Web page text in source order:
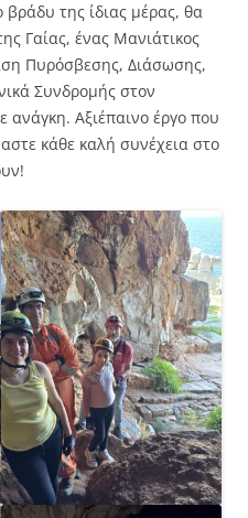
της ίδιας μέρας, θα
Γαίας, ένας Μανιάτικος
Πυρόσβεσης, Διάσωσης,
Συνδρομής στον
Αξιέπαινο έργο που
κάθε καλή συνέχεια στο